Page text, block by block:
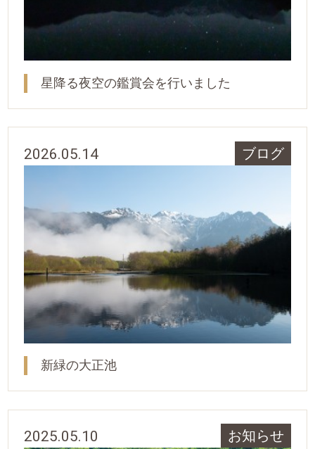
星降る夜空の鑑賞会を行いました
2026.05.14 ブログ
新緑の大正池
2025.05.10 お知らせ